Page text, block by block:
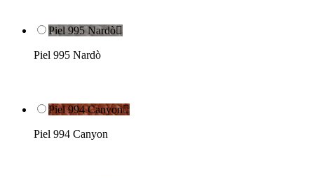
Piel 995 Nardò
Piel 995 Nardò
Piel 994 Canyon
Piel 994 Canyon